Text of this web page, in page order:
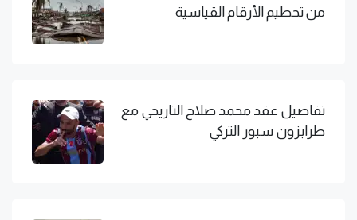
من تحطيم الأرقام القياسية
تفاصيل عقد محمد صلاح التاريخي مع
طرابزون سبور التركي